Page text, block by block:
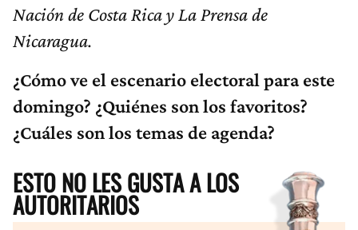
Nación de Costa Rica y La Prensa de
Nicaragua.
¿Cómo ve el escenario electoral para este
domingo? ¿Quiénes son los favoritos?
¿Cuáles son los temas de agenda?
ESTO NO LES GUSTA A LOS
AUTORITARIOS